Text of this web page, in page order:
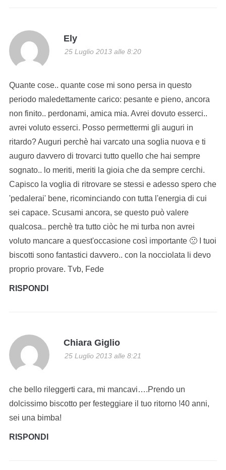
Ely
25 Luglio 2013 alle 8:20
Quante cose.. quante cose mi sono persa in questo
periodo maledettamente carico: pesante e pieno, ancora
non finito.. perdonami, amica mia. Avrei dovuto esserci..
avrei voluto esserci. Posso permettermi gli auguri in
ritardo? Auguri perchè hai varcato una soglia nuova e ti
auguro davvero di trovarci tutto quello che hai sempre
sognato.. lo meriti, meriti la gioia che da sempre cerchi.
Capisco la voglia di ritrovare se stessi e adesso spero che
'pedalerai' bene, ricominciando con tutta l'energia di cui
sei capace. Scusami ancora, se questo può valere
qualcosa.. perchè tra tutto ciòc he mi turba non avrei
voluto mancare a quest'occasione così importante 🙁 I tuoi
biscotti sono fantastici davvero.. con la nocciolata li devo
proprio provare. Tvb, Fede
RISPONDI
Chiara Giglio
25 Luglio 2013 alle 8:21
che bello rileggerti cara, mi mancavi….Prendo un
dolcissimo biscotto per festeggiare il tuo ritorno !40 anni,
sei una bimba!
RISPONDI